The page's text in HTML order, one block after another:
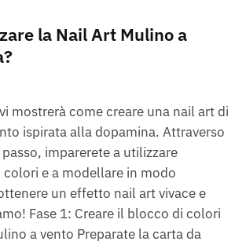
la Nail Art Mulino a
mostrerà come creare una nail art di
ispirata alla dopamina. Attraverso
imparerete a utilizzare
e a modellare in modo
un effetto nail art vivace e
Fase 1: Creare il blocco di colori
a vento Preparate la carta da